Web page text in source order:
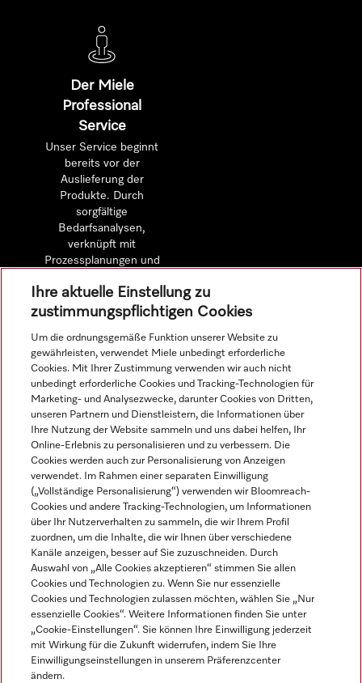
Der Miele
Professional
Service
Unser Service beginnt
bereits vor der
Auslieferung der
Produkte. Durch
sorgfältige
Bedarfsanalysen,
verknüpft mit
Prozessplanungen und
Wirtschaftlichkeitsberechnungen.
Mehr erfahren
Navigation
Service
Ihre aktuelle Einstellung zu
zustimmungspflichtigen Cookies
Um die ordnungsgemäße Funktion unserer Website zu
gewährleisten, verwendet Miele unbedingt erforderliche
Cookies. Mit Ihrer Zustimmung verwenden wir auch nicht
unbedingt erforderliche Cookies und Tracking-Technologien für
Marketing- und Analysezwecke, darunter Cookies von Dritten,
unseren Partnern und Dienstleistern, die Informationen über
Ihre Nutzung der Website sammeln und uns dabei helfen, Ihr
Online-Erlebnis zu personalisieren und zu verbessern. Die
Cookies werden auch zur Personalisierung von Anzeigen
verwendet. Im Rahmen einer separaten Einwilligung
(„Vollständige Personalisierung“) verwenden wir Bloomreach-
Cookies und andere Tracking-Technologien, um Informationen
über Ihr Nutzerverhalten zu sammeln, die wir Ihrem Profil
zuordnen, um die Inhalte, die wir Ihnen über verschiedene
Kanäle anzeigen, besser auf Sie zuzuschneiden. Durch
Auswahl von „Alle Cookies akzeptieren“ stimmen Sie allen
Cookies und Technologien zu. Wenn Sie nur essenzielle
Cookies und Technologien zulassen möchten, wählen Sie „Nur
essenzielle Cookies“. Weitere Informationen finden Sie unter
„Cookie-Einstellungen“. Sie können Ihre Einwilligung jederzeit
mit Wirkung für die Zukunft widerrufen, indem Sie Ihre
Einwilligungseinstellungen in unserem Präferenzcenter
ändern.